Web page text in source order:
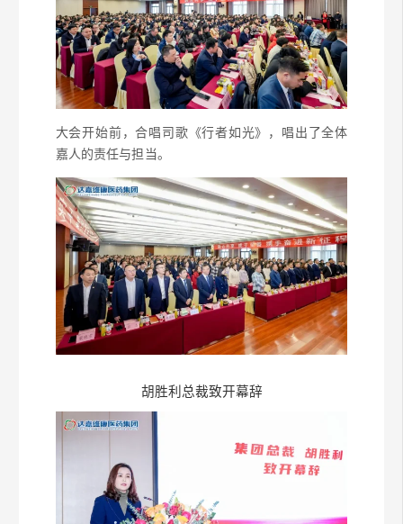
大会开始前，合唱司歌《行者如光》，唱出了全体
嘉人的责任与担当。
胡胜利总裁致开幕辞